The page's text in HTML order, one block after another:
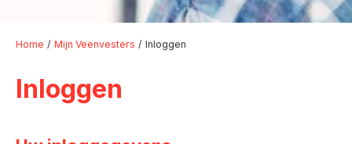
Home Mijn Veenvesters Inloggen
Inloggen